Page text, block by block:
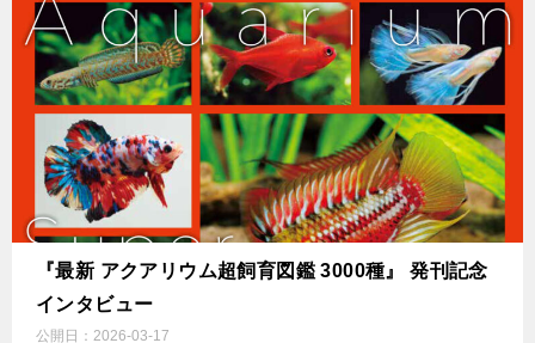
『最新 アクアリウム超飼育図鑑 3000種』 発刊記念
インタビュー
公開日： 2026-03-17